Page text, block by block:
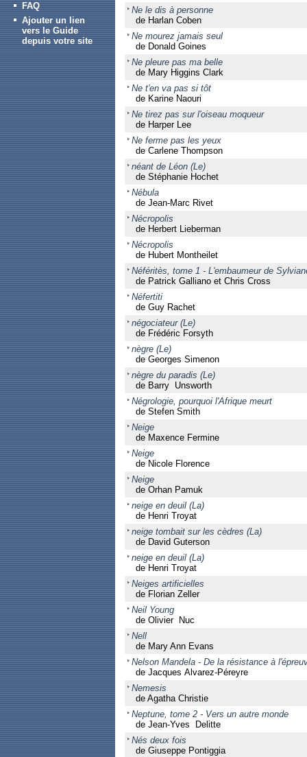
FAQ
Ajouter un lien
vers le Guide
depuis votre site
Ne le dis à personne
de Harlan Coben
Ne mourez jamais seul
de Donald Goines
Ne pleure pas ma belle
de Mary Higgins Clark
Ne t'en va pas si tôt
de Karine Naouri
Ne tirez pas sur l'oiseau moqueur
de Harper Lee
Ne ferme pas les yeux
de Carlene Thompson
néant de Léon (Le)
de Stéphanie Hochet
Nébula
de Jean-Marc Rivet
Nécropolis
de Herbert Lieberman
Nécropolis
de Hubert Montheilet
Néféritès, tome 1 - L'embaumeur de
de Patrick Galliano et Chris Cross
Néfertiti
de Guy Rachet
négociateur (Le)
de Frédéric Forsyth
nègre (Le)
de Georges Simenon
nègre du paradis (Le)
de Barry Unsworth
Négrologie, pourquoi l'Afrique meurt
de Stefen Smith
Neige
de Maxence Fermine
Neige
de Nicole Florence
Neige
de Orhan Pamuk
neige en deuil (La)
de Henri Troyat
neige tombait sur les cèdres (La)
de David Guterson
neige en deuil (La)
de Henri Troyat
Neiges artificielles
de Florian Zeller
Neil Young
de Olivier Nuc
Nell
de Mary Ann Evans
Nelson Mandela - De la résistance à
de Jacques Alvarez-Péreyre
Nemesis
de Agatha Christie
Neptune, tome 2 - Vers un autre monde
de Jean-Yves Delitte
Nés deux fois
de Giuseppe Pontiggia